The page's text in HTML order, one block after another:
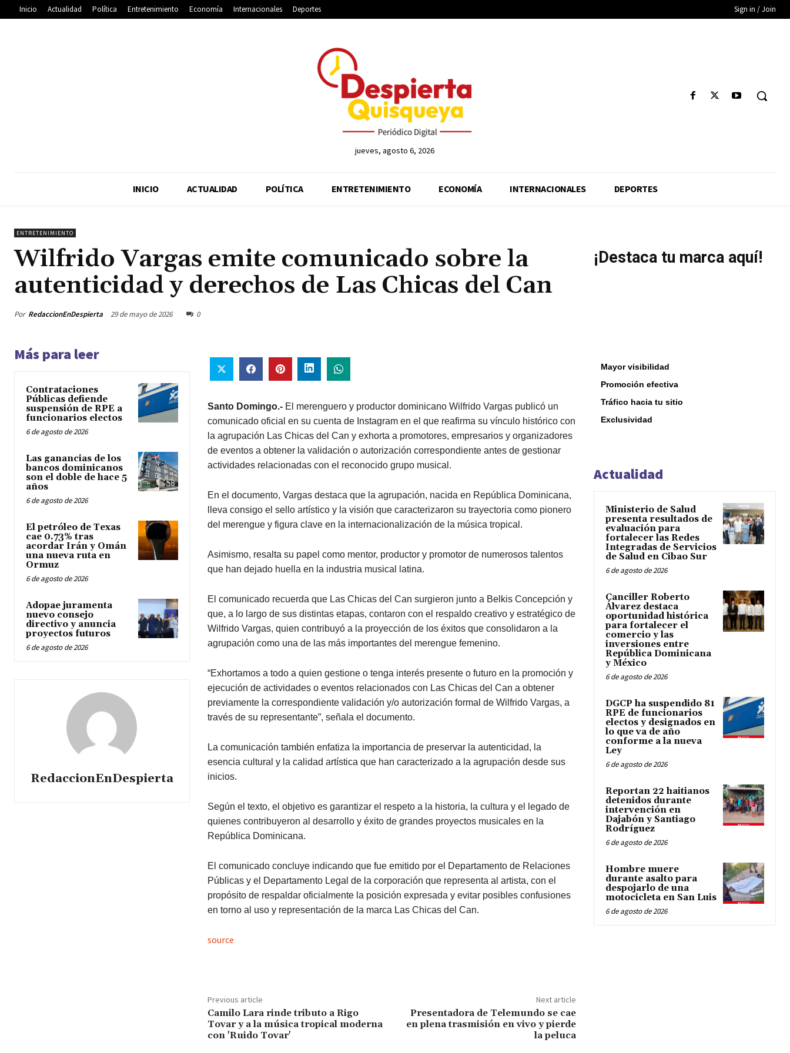
Inicio Actualidad Política Entretenimiento Economía Internacionales Deportes Sign in / Join
jueves, agosto 6, 2026
INICIO ACTUALIDAD POLÍTICA ENTRETENIMIENTO ECONOMÍA INTERNACIONALES DEPORTES
ENTRETENIMIENTO
Wilfrido Vargas emite comunicado sobre la
autenticidad y derechos de Las Chicas del Can
Por RedaccionEnDespierta 29 de mayo de 2026 0
Más para leer
Contrataciones
Públicas defiende
suspensión de RPE a
funcionarios electos
6 de agosto de 2026
Las ganancias de los
bancos dominicanos
son el doble de hace 5
años
6 de agosto de 2026
El petróleo de Texas
cae 0.73% tras
acordar Irán y Omán
una nueva ruta en
Ormuz
6 de agosto de 2026
Adopae juramenta
nuevo consejo
directivo y anuncia
proyectos futuros
6 de agosto de 2026
RedaccionEnDespierta
Santo Domingo.-El merenguero y productor dominicano Wilfrido Vargas publicó un
comunicado oficial en su cuenta de Instagram en el que reafirma su vínculo histórico con
la agrupación Las Chicas del Can y exhorta a promotores, empresarios y organizadores
de eventos a obtener la validación o autorización correspondiente antes de gestionar
actividades relacionadas con el reconocido grupo musical.
En el documento, Vargas destaca que la agrupación, nacida en República Dominicana,
lleva consigo el sello artístico y la visión que caracterizaron su trayectoria como pionero
del merengue y figura clave en la internacionalización de la música tropical.
Asimismo, resalta su papel como mentor, productor y promotor de numerosos talentos
que han dejado huella en la industria musical latina.
El comunicado recuerda que Las Chicas del Can surgieron junto a Belkis Concepción y
que, a lo largo de sus distintas etapas, contaron con el respaldo creativo y estratégico de
Wilfrido Vargas, quien contribuyó a la proyección de los éxitos que consolidaron a la
agrupación como una de las más importantes del merengue femenino.
“Exhortamos a todo a quien gestione o tenga interés presente o futuro en la promoción y
ejecución de actividades o eventos relacionados con Las Chicas del Can a obtener
previamente la correspondiente validación y/o autorización formal de Wilfrido Vargas, a
través de su representante”, señala el documento.
La comunicación también enfatiza la importancia de preservar la autenticidad, la
esencia cultural y la calidad artística que han caracterizado a la agrupación desde sus
inicios.
Según el texto, el objetivo es garantizar el respeto a la historia, la cultura y el legado de
quienes contribuyeron al desarrollo y éxito de grandes proyectos musicales en la
República Dominicana.
El comunicado concluye indicando que fue emitido por el Departamento de Relaciones
Públicas y el Departamento Legal de la corporación que representa al artista, con el
propósito de respaldar oficialmente la posición expresada y evitar posibles confusiones
en torno al uso y representación de la marca Las Chicas del Can.
source
Previous article
Camilo Lara rinde tributo a Rigo
Tovar y a la música tropical moderna
con 'Ruido Tovar'
Next article
Presentadora de Telemundo se cae
en plena trasmisión en vivo y pierde
la peluca
¡Destaca tu marca aquí!
Mayor visibilidad
Promoción efectiva
Tráfico hacia tu sitio
Exclusividad
Actualidad
Ministerio de Salud
presenta resultados de
evaluación para
fortalecer las Redes
Integradas de Servicios
de Salud en Cibao Sur
6 de agosto de 2026
Canciller Roberto
Álvarez destaca
oportunidad histórica
para fortalecer el
comercio y las
inversiones entre
República Dominicana
y México
6 de agosto de 2026
DGCP ha suspendido 81
RPE de funcionarios
electos y designados en
lo que va de año
conforme a la nueva
Ley
6 de agosto de 2026
Reportan 22 haitianos
detenidos durante
intervención en
Dajabón y Santiago
Rodríguez
6 de agosto de 2026
Hombre muere
durante asalto para
despojarlo de una
motocicleta en San Luis
6 de agosto de 2026